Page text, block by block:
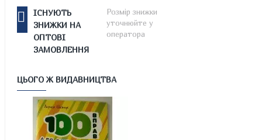
ІСНУЮТЬ
ЗНИЖКИ НА
ОПТОВІ
ЗАМОВЛЕННЯ
Розмір знижки
уточнюйте у
оператора
ЦЬОГО Ж ВИДАВНИЦТВА